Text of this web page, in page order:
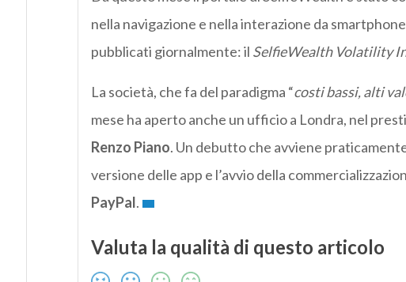
nella navigazione e nella interazione da
pubblicati giornalmente: il SelfieWealth Volatility
La società, che fa del paradigma “costi bassi, alti
mese ha aperto anche un ufficio a Londra, nel
Renzo Piano. Un debutto che avviene
versione delle app e l’avvio della
PayPal.
Valuta la qualità di questo articolo